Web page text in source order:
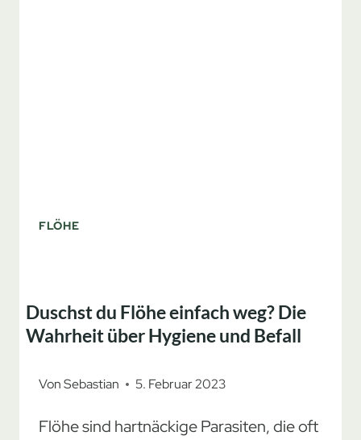
FLÖHE
Duschst du Flöhe einfach weg? Die
Wahrheit über Hygiene und Befall
VonSebastian 5. Februar 2023
Flöhe sind hartnäckige Parasiten, die oft